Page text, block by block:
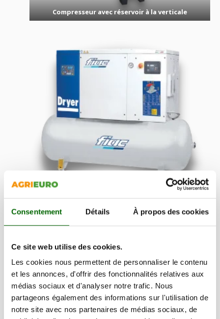
Consentement Détails À propos des cookies
Ce site web utilise des cookies.
Les cookies nous permettent de personnaliser le contenu
et les annonces, d'offrir des fonctionnalités relatives aux
médias sociaux et d'analyser notre trafic. Nous
partageons également des informations sur l'utilisation de
notre site avec nos partenaires de médias sociaux, de
Compresseur avec réservoir à la verticale
Compresseur avec réservoir de 270 L
De manière générale,pour une utilisation de niveau
strictement hobby/domestique la capacité adaptée est
entre 4 et 12 litres, tandis qu’en revanche, pour une
utilisation plus intense et professionnelle, un
compresseur avec un réservoir peut arriver à des
capacités largement supérieures (